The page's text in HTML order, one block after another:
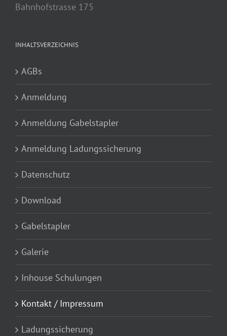
Bahnhofstrasse 175
INHALTSVERZEICHNIS
AGBs
Anmeldung
Anmeldung Gabelstapler
Anmeldung Ladungssicherung
Datenschutz
Download
Gabelstapler
Galerie
Inhouse Schulungen
Kontakt / Impressum
Ladungssicherung